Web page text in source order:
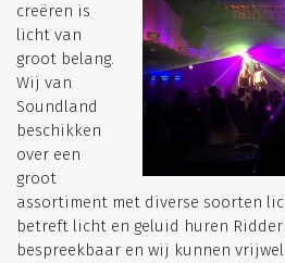
creëren is
licht van
groot belang.
Wij van
Soundland
beschikken
over een
groot
assortiment met diverse soorten
betreft licht en geluid huren
bespreekbaar en wij kunnen